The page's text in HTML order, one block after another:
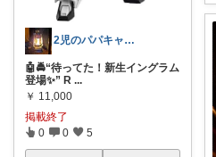
2児のパパキャンパー
🤖🚔“待ってた！新生イングラム
登場✨” R ...
￥ 11,000
掲載終了
0 0 5